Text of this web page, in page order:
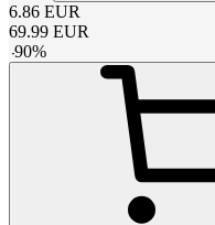
6.86 EUR
69.99 EUR
-90%